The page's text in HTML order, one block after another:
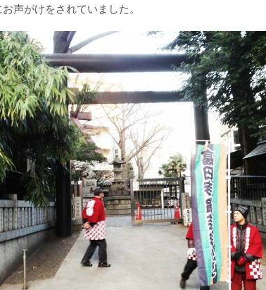
声がけをされていました。